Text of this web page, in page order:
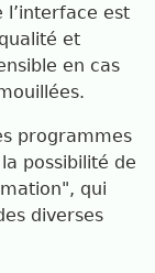
l’interface est
et
en cas
programmes
possibilité de
qui
diverses